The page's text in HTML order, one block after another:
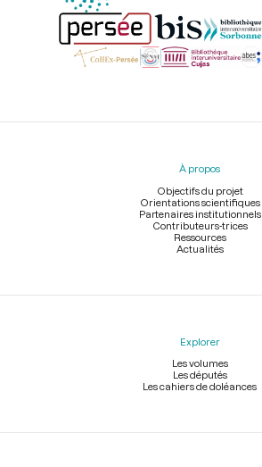
Menu
À propos
Objectifs du projet
Orientations scientifiques
Partenaires institutionnels
Contributeurs-trices
Ressources
Actualités
Explorer
Les volumes
Les députés
Les cahiers de doléances